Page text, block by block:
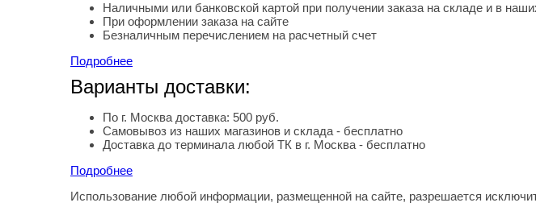
Наличными или банковской картой при получении заказа на складе и в
При оформлении заказа на сайте
Безналичным перечислением на расчетный счет
Подробнее
Варианты доставки:
По г. Москва доставка: 500 руб.
Самовывоз из наших магазинов и склада - бесплатно
Доставка до терминала любой ТК в г. Москва - бесплатно
Подробнее
Использование любой информации, размещенной на сайте, разрешается